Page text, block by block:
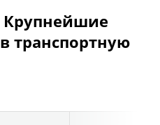
Крупнейшие
транспортную